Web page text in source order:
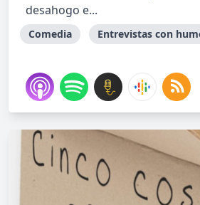
desahogo e...
Comedia Entrevistas con